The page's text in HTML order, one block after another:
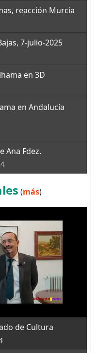
reacción Murcia
7-julio-2025
en 3D
en Andalucía
Ana Fdez.
(más)
de Cultura